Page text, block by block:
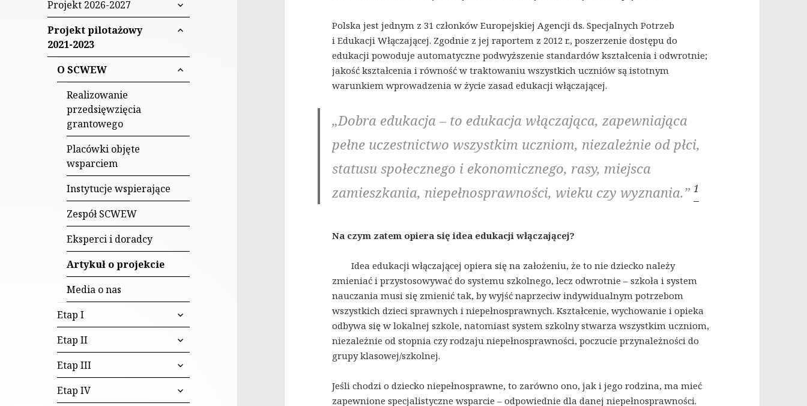
Włączającą w
Białymstoku
Projekt 2026-2027
menu
potomne
Projekt pilotażowy
2021-2023
rozwiń
O SCWEW
rozwiń
menu
Realizowanie
przedsięwzięcia
grantowego
Placówki objęte
wsparciem
Instytucje wspierające
Zespół SCWEW
Eksperci i doradcy
Artykuł o projekcie
Media o nas
Etap I
rozwiń
menu
potomne
Etap II
rozwiń
menu
potomne
Etap III
rozwiń
menu
potomne
Etap IV
rozwiń
menu
Polska jest jednym z 31 członków Europejskiej Agencji ds. Specjalnych Potrzeb
i Edukacji Włączającej. Zgodnie z jej raportem z 2012 r., poszerzenie dostępu do
edukacji powoduje automatyczne podwyższenie standardów kształcenia i odwrotnie;
jakość kształcenia i równość w traktowaniu wszystkich uczniów są istotnym
warunkiem wprowadzenia w życie zasad edukacji włączającej.
„Dobra edukacja – to edukacja włączająca, zapewniająca
pełne uczestnictwo wszystkim uczniom, niezależnie od płci,
statusu społecznego i ekonomicznego, rasy, miejsca
zamieszkania, niepełnosprawności, wieku czy wyznania.”1
Na czym zatem opiera się idea edukacji włączającej?
Idea edukacji włączającej opiera się na założeniu, że to nie dziecko należy
zmieniać i przystosowywać do systemu szkolnego, lecz odwrotnie – szkoła i system
nauczania musi się zmienić tak, by wyjść naprzeciw indywidualnym potrzebom
wszystkich dzieci sprawnych i niepełnosprawnych. Kształcenie, wychowanie i opieka
odbywa się w lokalnej szkole, natomiast system szkolny stwarza wszystkim uczniom,
niezależnie od stopnia czy rodzaju niepełnosprawności, poczucie przynależności do
grupy klasowej/szkolnej.
Jeśli chodzi o dziecko niepełnosprawne, to zarówno ono, jak i jego rodzina, ma mieć
zapewnione specjalistyczne wsparcie – odpowiednie dla danej niepełnosprawności.